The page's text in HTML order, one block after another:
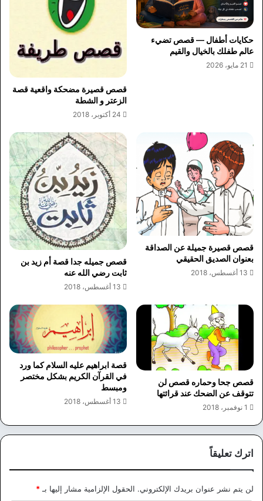
حكايات أطفال — قصص تضيء
عالم طفلك بالخيال والقيم
21 مايو، 2026
قصص قصيرة مضحكة واقعية قصة
الزعتر و الشطة
24 أكتوبر، 2018
قصص قصيرة جميلة عن الصداقة
بعنوان الصديق الحقيقي
13 أغسطس، 2018
قصص جميله جدا قصة أم زيد بن
ثابت رضي الله عنه
13 أغسطس، 2018
قصص جحا وحماره قصص لن
تتوقف عن الضحك عند قرائتها
1 نوفمبر، 2018
قصة ابراهيم عليه السلام كما ورد
في القرآن الكريم بشكل مختصر
ومبسط
13 أغسطس، 2018
اترك تعليقاً
لن يتم نشر عنوان بريدك الإلكتروني. الحقول الإلزامية مشار إليها بـ*